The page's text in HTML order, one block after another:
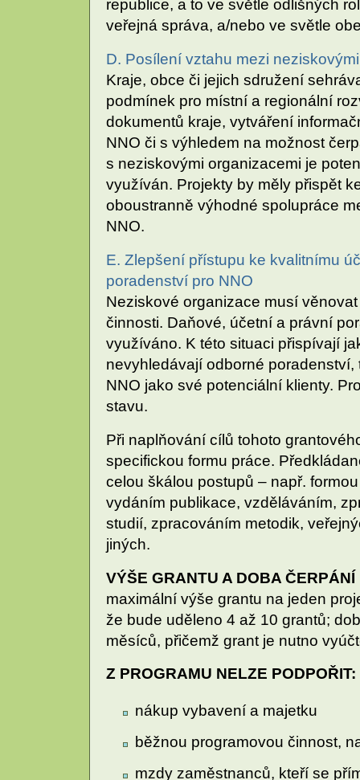
republice, a to ve světle odlišných
veřejná správa, a/nebo ve světle
D. Posílení vztahu mezi
Kraje, obce či jejich sdružení
podmínek pro místní a regionální
dokumentů kraje, vytváření
NNO či s výhledem na možnost
s neziskovými organizacemi je
využíván. Projekty by měly přispět
oboustranně výhodné spolupráce
NNO.
E. Zlepšení přístupu ke kvalitnímu
poradenství pro NNO
Neziskové organizace musí
činnosti. Daňové, účetní a právní
využíváno. K této situaci přispívají
nevyhledávají odborné
NNO jako své potenciální klienty.
stavu.
Při naplňování cílů tohoto
specifickou formu práce.
celou škálou postupů – např.
vydáním publikace, vzděláváním,
studií, zpracováním metodik,
jiných.
VÝŠE GRANTU A DOBA ČERPÁNÍ
maximální výše grantu na jeden
že bude uděleno 4 až 10 grantů;
měsíců, přičemž grant je nutno
Z PROGRAMU NELZE PODPOŘIT:
nákup vybavení a majetku
běžnou programovou činnost,
mzdy zaměstnanců, kteří se